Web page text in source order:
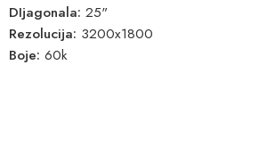
DIjagonala: 25"
Rezolucija: 3200x1800
Boje: 60k